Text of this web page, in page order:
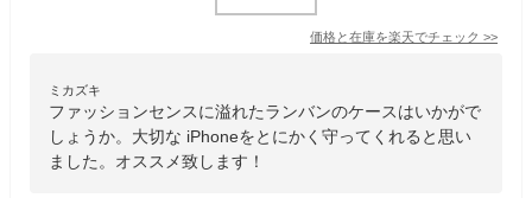
価格と在庫を楽天でチェック >>
ミカズキ
ファッションセンスに溢れたランバンのケースはいかがで
しょうか。大切な iPhoneをとにかく守ってくれると思い
ました。オススメ致します！